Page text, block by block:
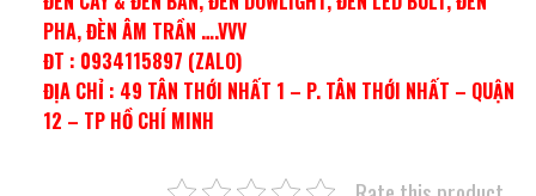
PHA, ĐÈN ÂM TRẦN ….VVV
ĐT : 0934115897 (ZALO)
ĐỊA CHỈ : 49 TÂN THỚI NHẤT 1 – P. TÂN THỚI NHẤT – QUẬN
12 – TP HỒ CHÍ MINH